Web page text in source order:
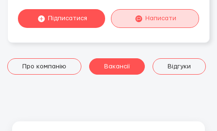
Підписатися Написати
Про компанію Вакансії Відгуки